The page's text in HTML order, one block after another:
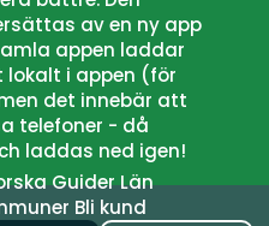
av en ny app
appen laddar
i appen (för
det innebär att
telefoner - då
laddas ned igen!
GuiderLän
Bli kund